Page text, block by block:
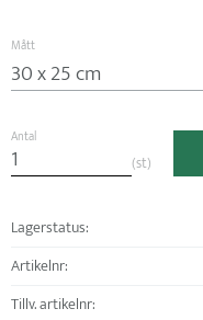
Mått
Antal
st
Lagerstatus
Artikelnr
Tillv. artikelnr